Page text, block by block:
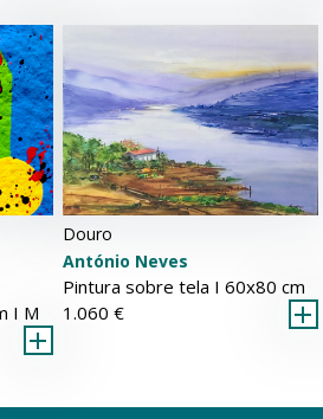
Ι M
Douro
António Neves
Pintura sobre tela Ι 60x80 cm
1.060 €